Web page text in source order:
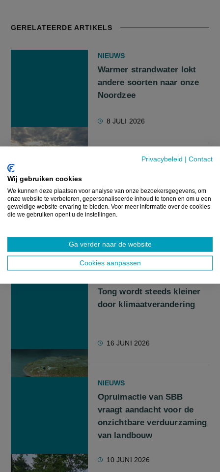
Privacybeleid | Contact
Wij gebruiken cookies
We kunnen deze plaatsen voor analyse van onze bezoekersgegevens, om
onze website te verbeteren, gepersonaliseerde inhoud te tonen en om u een
geweldige website-ervaring te bieden. Voor meer informatie over de cookies
die we gebruiken opent u de instellingen.
Ga verder naar de website
Cookies aanpassen
GERELATEERDE ARTIKELS
NIEUWS
Warmer strandwater lokt
andere soorten naar onze
Noordzee
8 JULI 2026
beveelt na 22 jaar weer aan
om maximaal twee keer per
week vis te eten
29 JUNI 2026
Tong wordt steeds kleiner
door klimaatverandering
16 JUNI 2026
NIEUWS
Opruimactie van SBB
vraagt aandacht voor de
onzichtbare verduurzaming
van landbouw
10 JUNI 2026